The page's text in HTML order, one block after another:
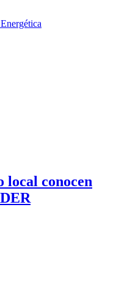
local conocen